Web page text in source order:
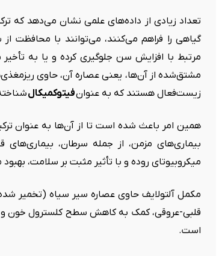
تعداد زیادی از داده‌های علمی نشان می‌دهد که
گیاهی را فراهم می‌کنند، می‌توانند با محافظت
مرتبط با افزایش سن جلوگیری کرده و یا به
مشتق‌شده از آن‌ها، یعنی عصاره آن، حاوی
زیست‌فعال هستند که به عنوانفیتوکمیکال
همین امر باعث شده است تا از آن‌ها به عنوان
بیماری‌های مزمن، از جمله سرطان، بیماری‌های
میکروبیوتای روده و با تأثیر مثبت بر سلامت،
مکمل آلتولایف حاوی عصاره سیر سیاه (تخمیر
است.